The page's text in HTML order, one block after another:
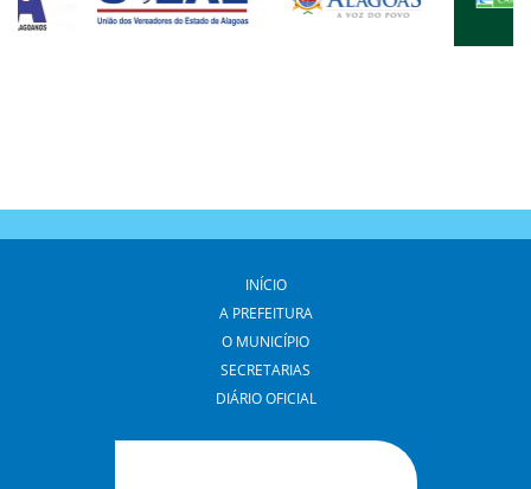
INÍCIO
A PREFEITURA
O MUNICÍPIO
SECRETARIAS
DIÁRIO OFICIAL